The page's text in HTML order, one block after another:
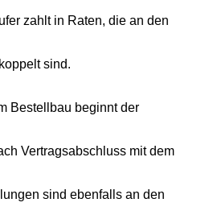
zahlt in Raten, die an den
sind.
Bestellbau beginnt der
Vertragsabschluss mit dem
sind ebenfalls an den